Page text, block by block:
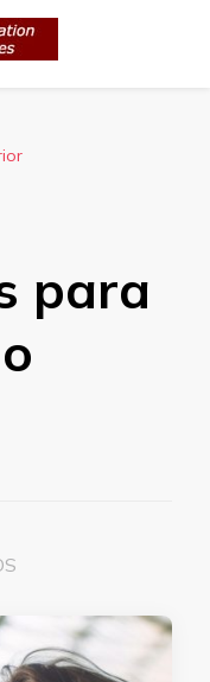
interpretação
simultânea, etc.
para